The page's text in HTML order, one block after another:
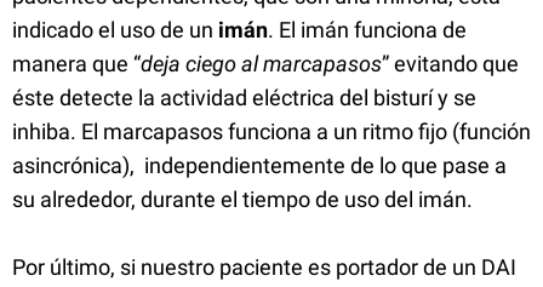
indicado el uso de un imán. El imán funciona de
manera que “deja ciego al marcapasos” evitando que
éste detecte la actividad eléctrica del bisturí y se
inhiba. El marcapasos funciona a un ritmo fijo (función
asincrónica), independientemente de lo que pase a
su alrededor, durante el tiempo de uso del imán.
Por último, si nuestro paciente es portador de un DAI